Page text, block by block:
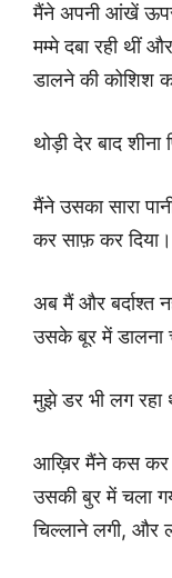
मैंने अपनी आंखें
मम्मे दबा रही थीं
डालने की कोशिश
थोड़ी देर बाद
मैंने उसका सारा
कर साफ़ कर दिया।
अब मैं और बर्दाश्त
उसके बूर में डालना
मुझे डर भी लग रहा
आख़िर मैंने कस कर
उसकी बुर में चला
चिल्लाने लगी, और